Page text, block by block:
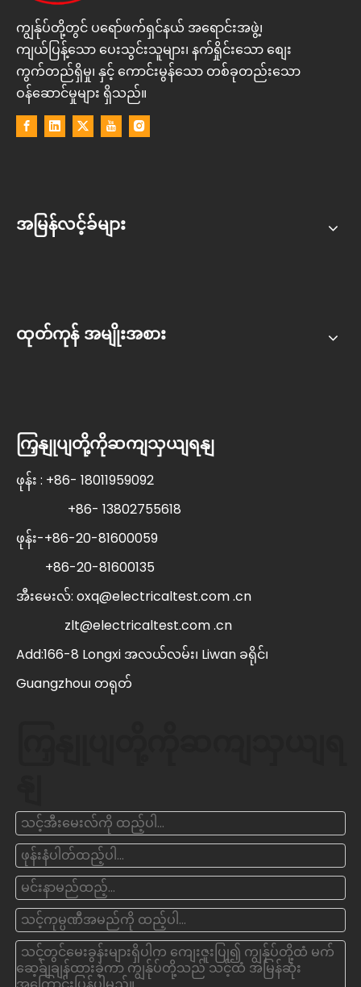
ကျွန်ုပ်တို့တွင် ပရော်ဖက်ရှင်နယ် အရောင်းအဖွဲ့၊
ကျယ်ပြန့်သော ပေးသွင်းသူများ၊ နက်ရှိုင်းသော စျေး
ကွက်တည်ရှိမှု၊ နှင့် ကောင်းမွန်သော တစ်ခုတည်းသော
ဝန်ဆောင်မှုများ ရှိသည်။
အမြန်လင့်ခ်များ
ထုတ်ကုန် အမျိုးအစား
ကြှနျုပျတို့ကိုဆကျသှယျရနျ
ဖုန်း : +86- 18011959092
+86- 13802755618
ဖုန်း-+86-20-81600059
+86-20-81600135
အီးမေးလ်: oxq@electricaltest.com .cn
zlt@electricaltest.com .cn
Add:166-8 Longxi အလယ်လမ်း၊ Liwan ခရိုင်၊
Guangzhou၊ တရုတ်